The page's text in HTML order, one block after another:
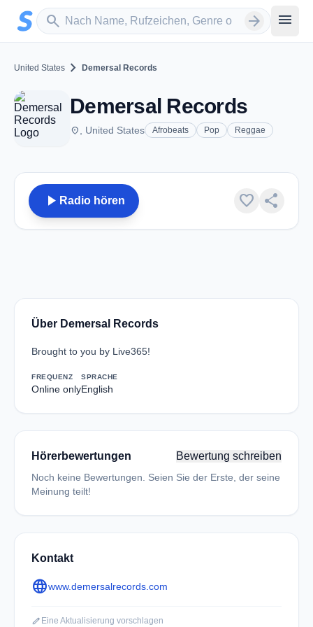
Zum Hauptinhalt springen
search
Sender suchen arrow_forward menu
United States chevron_right Demersal Records
Demersal Records
place , United States Afrobeats Pop Reggae
play_arrow Radio hören favorite share
Über Demersal Records
Brought to you by Live365!
FREQUENZ
Online only
SPRACHE
English
Hörerbewertungen Bewertung schreiben
Noch keine Bewertungen. Seien Sie der Erste, der seine
Meinung teilt!
Kontakt
languagewww.demersalrecords.com
edit Eine Aktualisierung vorschlagen